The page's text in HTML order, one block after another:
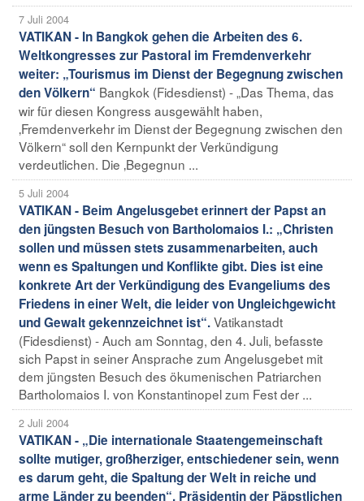
7 Juli 2004
VATIKAN - In Bangkok gehen die Arbeiten des 6.
Weltkongresses zur Pastoral im Fremdenverkehr
weiter: „Tourismus im Dienst der Begegnung zwischen
den Völkern“ Bangkok (Fidesdienst) - „Das Thema, das
wir für diesen Kongress ausgewählt haben,
‚Fremdenverkehr im Dienst der Begegnung zwischen den
Völkern“ soll den Kernpunkt der Verkündigung
verdeutlichen. Die ‚Begegnun ...
5 Juli 2004
VATIKAN - Beim Angelusgebet erinnert der Papst an
den jüngsten Besuch von Bartholomaios I.: „Christen
sollen und müssen stets zusammenarbeiten, auch
wenn es Spaltungen und Konflikte gibt. Dies ist eine
konkrete Art der Verkündigung des Evangeliums des
Friedens in einer Welt, die leider von Ungleichgewicht
und Gewalt gekennzeichnet ist“.Vatikanstadt
(Fidesdienst) - Auch am Sonntag, den 4. Juli, befasste
sich Papst in seiner Ansprache zum Angelusgebet mit
dem jüngsten Besuch des ökumenischen Patriarchen
Bartholomaios I. von Konstantinopel zum Fest der ...
2 Juli 2004
VATIKAN - „Die internationale Staatengemeinschaft
sollte mutiger, großherziger, entschiedener sein, wenn
es darum geht, die Spaltung der Welt in reiche und
arme Länder zu beenden“. Präsidentin der Päpstlichen